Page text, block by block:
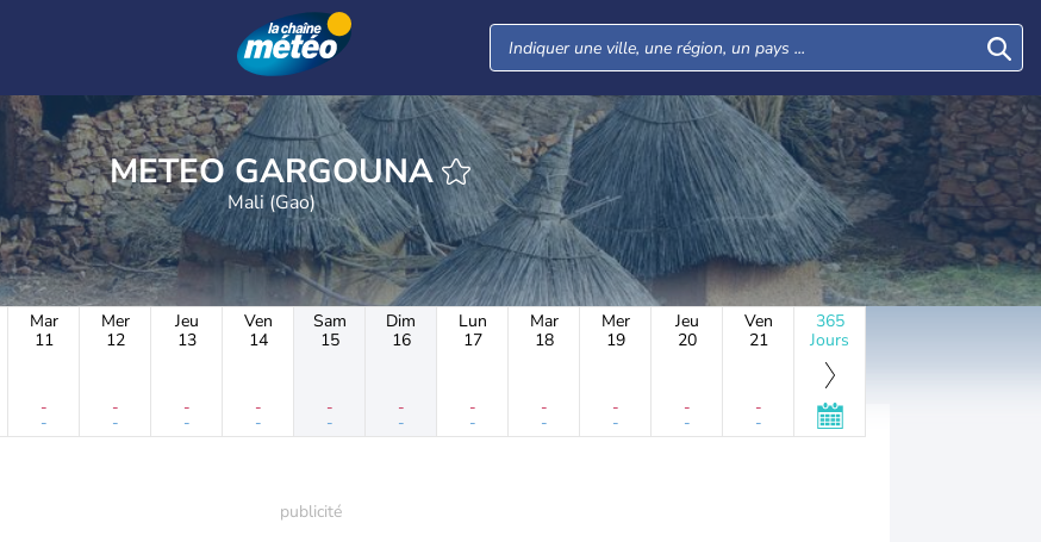
METEO GARGOUNA
Mali (Gao)
Mar
11
-
-
Mer
12
-
-
Jeu
13
-
-
Ven
14
-
-
Sam
15
-
-
Dim
16
-
-
Lun
17
-
-
Mar
18
-
-
Mer
19
-
-
Jeu
20
-
-
Ven
21
-
-
365
Jours